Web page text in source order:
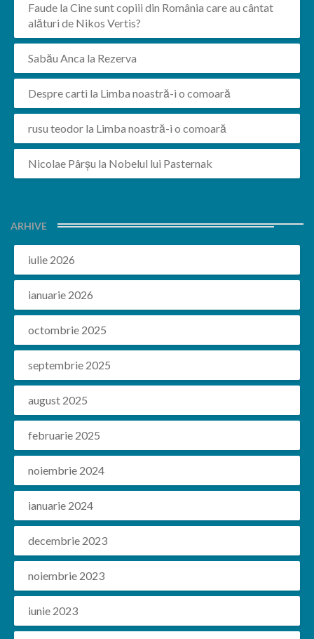
Faude la Cine sunt copiii din România care au cântat
alături de Nikos Vertis?
Sabău Anca la Rezerva
Despre carti la Limba noastră-i o comoară
rusu teodor la Limba noastră-i o comoară
Nicolae Pârșu la Nobelul lui Pasternak
ARHIVE
iulie 2026
ianuarie 2026
octombrie 2025
septembrie 2025
august 2025
februarie 2025
noiembrie 2024
ianuarie 2024
decembrie 2023
noiembrie 2023
iunie 2023